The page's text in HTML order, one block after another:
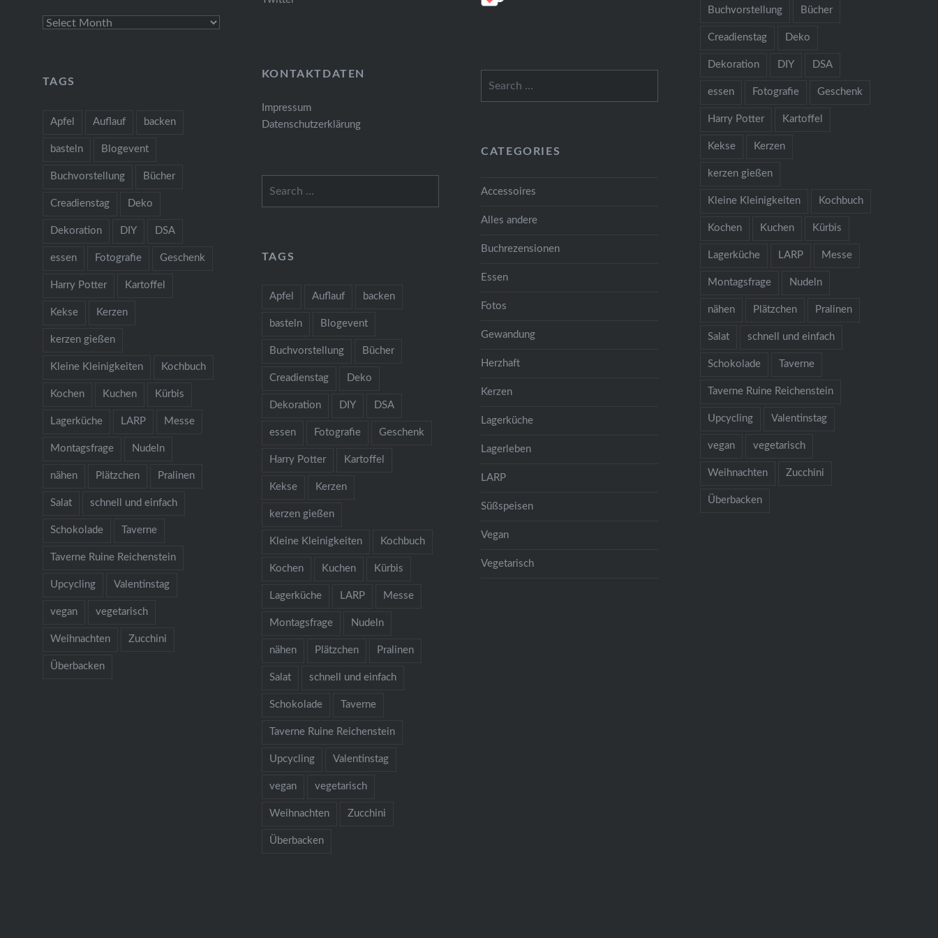
Buchvorstellung Bücher
Creadienstag Deko
Dekoration DIY DSA
essen Fotografie Geschenk
Harry Potter Kartoffel
Kekse Kerzen
kerzen gießen
Kleine Kleinigkeiten Kochbuch
Kochen Kuchen Kürbis
Lagerküche LARP Messe
Montagsfrage Nudeln
nähen Plätzchen Pralinen
Salat schnell und einfach
Schokolade Taverne
Taverne Ruine Reichenstein
Upcycling Valentinstag
vegan vegetarisch
Weihnachten Zucchini
Überbacken
Archives
KONTAKTDATEN
Impressum
Datenschutzerklärung
TAGS
Apfel Auflauf backen
basteln Blogevent
Buchvorstellung Bücher
Creadienstag Deko
Dekoration DIY DSA
essen Fotografie Geschenk
Harry Potter Kartoffel
Kekse Kerzen
kerzen gießen
Kleine Kleinigkeiten Kochbuch
Kochen Kuchen Kürbis
Lagerküche LARP Messe
Montagsfrage Nudeln
nähen Plätzchen Pralinen
Salat schnell und einfach
Schokolade Taverne
Taverne Ruine Reichenstein
Upcycling Valentinstag
vegan vegetarisch
Weihnachten Zucchini
Überbacken
CATEGORIES
Accessoires
Alles andere
Buchrezensionen
Essen
Fotos
Gewandung
Herzhaft
Kerzen
Lagerküche
Lagerleben
LARP
Süßspeisen
Vegan
Vegetarisch
TAGS
Apfel Auflauf backen
basteln Blogevent
Buchvorstellung Bücher
Creadienstag Deko
Dekoration DIY DSA
essen Fotografie Geschenk
Harry Potter Kartoffel
Kekse Kerzen
kerzen gießen
Kleine Kleinigkeiten Kochbuch
Kochen Kuchen Kürbis
Lagerküche LARP Messe
Montagsfrage Nudeln
nähen Plätzchen Pralinen
Salat schnell und einfach
Schokolade Taverne
Taverne Ruine Reichenstein
Upcycling Valentinstag
vegan vegetarisch
Weihnachten Zucchini
Überbacken